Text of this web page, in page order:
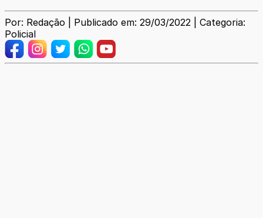
Por: Redação | Publicado em: 29/03/2022 | Categoria:
Policial